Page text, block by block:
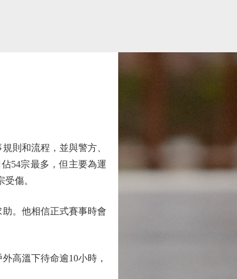
則和流程，並與警方、
54宗最多，但主要為運
傷。
。他相信正式賽事時會
高溫下待命逾10小時，